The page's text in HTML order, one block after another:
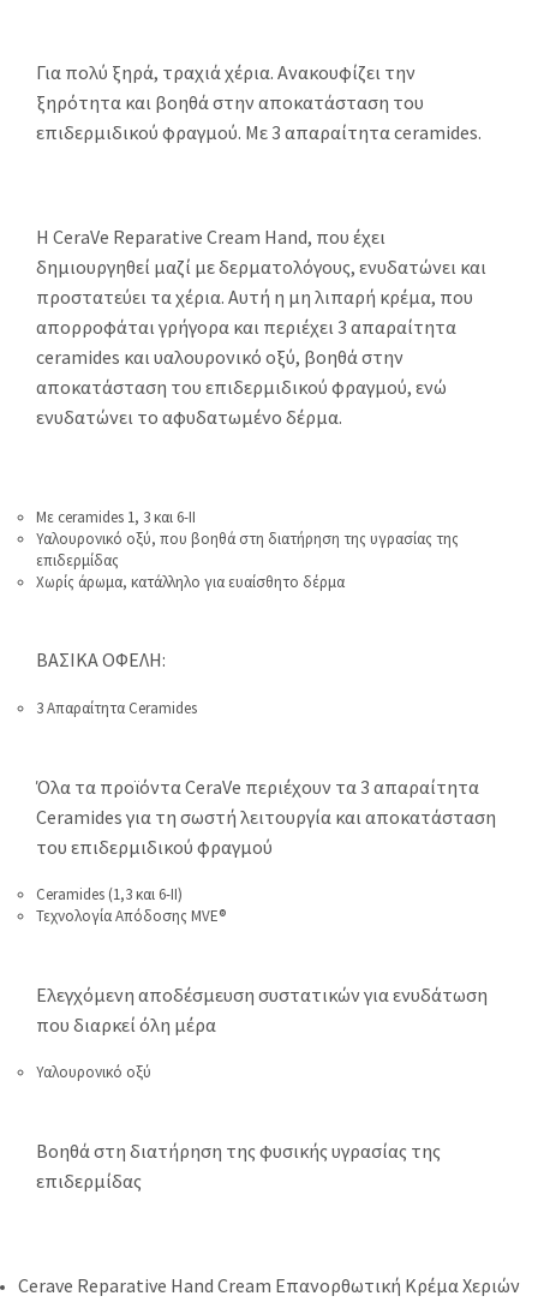
Για πολύ ξηρά, τραχιά χέρια. Ανακουφίζει την
ξηρότητα και βοηθά στην αποκατάσταση του
επιδερμιδικού φραγμού. Με 3 απαραίτητα ceramides.
Η CeraVe Reparative Cream Hand, που έχει
δημιουργηθεί μαζί με δερματολόγους, ενυδατώνει και
προστατεύει τα χέρια. Αυτή η μη λιπαρή κρέμα, που
απορροφάται γρήγορα και περιέχει 3 απαραίτητα
ceramides και υαλουρονικό οξύ, βοηθά στην
αποκατάσταση του επιδερμιδικού φραγμού, ενώ
ενυδατώνει το αφυδατωμένο δέρμα.
Με ceramides 1, 3 και 6-ΙΙ
Υαλουρονικό οξύ, που βοηθά στη διατήρηση της υγρασίας της
επιδερμίδας
Χωρίς άρωμα, κατάλληλο για ευαίσθητο δέρμα
ΒΑΣΙΚΑ ΟΦΕΛΗ:
3 Απαραίτητα Ceramides
Όλα τα προϊόντα CeraVe περιέχουν τα 3 απαραίτητα
Ceramides για τη σωστή λειτουργία και αποκατάσταση
του επιδερμιδικού φραγμού
Ceramides (1,3 και 6-ΙΙ)
Τεχνολογία Απόδοσης MVE®
Ελεγχόμενη αποδέσμευση συστατικών για ενυδάτωση
που διαρκεί όλη μέρα
Υαλουρονικό οξύ
Βοηθά στη διατήρηση της φυσικής υγρασίας της
επιδερμίδας
Cerave Reparative Hand Cream Επανορθωτική Κρέμα Χεριών